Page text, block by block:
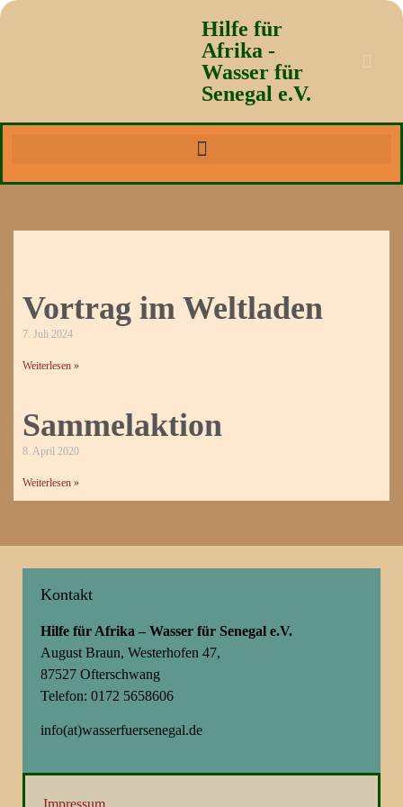
Hilfe für
Afrika -
Wasser für
Senegal e.V.
Vortrag im Weltladen
7. Juli 2024
Weiterlesen »
Sammelaktion
8. April 2020
Weiterlesen »
Kontakt
Hilfe für Afrika – Wasser für Senegal e.V.
August Braun, Westerhofen 47,
87527 Ofterschwang
Telefon: 0172 5658606
info(at)wasserfuersenegal.de
Impressum